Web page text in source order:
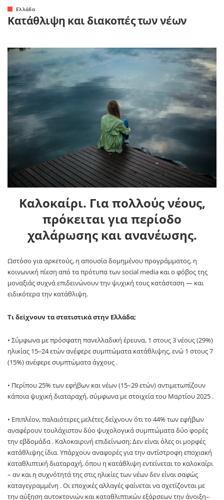
Ελλάδα
Κατάθλιψη και διακοπές των νέων
Καλοκαίρι. Για πολλούς νέους,
πρόκειται για περίοδο
χαλάρωσης και ανανέωσης.
Ωστόσο για αρκετούς, η απουσία δομημένου προγράμματος, η
κοινωνική πίεση από τα πρότυπα των social media και ο φόβος της
μοναξιάς συχνά επιδεινώνουν την ψυχική τους κατάσταση — και
ειδικότερα την κατάθλιψη.
Τι δείχνουν τα στατιστικά στην Ελλάδα;
• Σύμφωνα με πρόσφατη πανελλαδική έρευνα, 1 στους 3 νέους (29%)
ηλικίας 15–24 ετών ανέφερε συμπτώματα κατάθλιψης, ενώ 1 στους 7
(15%) ανέφερε συμπτώματα άγχους .
• Περίπου 25% των εφήβων και νέων (15–29 ετών) αντιμετωπίζουν
κάποια ψυχική διαταραχή, σύμφωνα με στοιχεία του Μαρτίου 2025 .
• Επιπλέον, παλαιότερες μελέτες δείχνουν ότι το 44% των εφήβων
αναφέρουν τουλάχιστον δύο ψυχολογικά συμπτώματα δύο φορές
την εβδομάδα . Καλοκαιρινή επιδείνωση; Δεν είναι όλες οι μορφές
κατάθλιψης ίδια. Υπάρχουν αναφορές για την αντίστροφη εποχιακή
καταθλιπτική διαταραχή, όπου η κατάθλιψη εντείνεται το καλοκαίρι
– αν και η συχνότητά της στις ηλικίες των νέων δεν είναι σαφώς
καταγεγραμμένη . Οι εποχικές αλλαγές φαίνεται να σχετίζονται με
την αύξηση αυτοκτονιών και καταθλιπτικών εξάρσεων την άνοιξη–